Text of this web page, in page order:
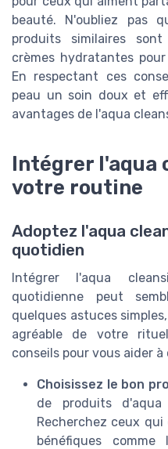
beauté. N'oubliez pas
produits similaires
crèmes hydratantes
En respectant ces
peau un soin doux et
avantages de l'aqua
Intégrer l'aqua
votre routine
Adoptez l'aqua
quotidien
Intégrer l'aqua
quotidienne peut
quelques astuces
agréable de votre
conseils pour vous aider à
Choisissez le bon
de produits
Recherchez ceux
bénéfiques